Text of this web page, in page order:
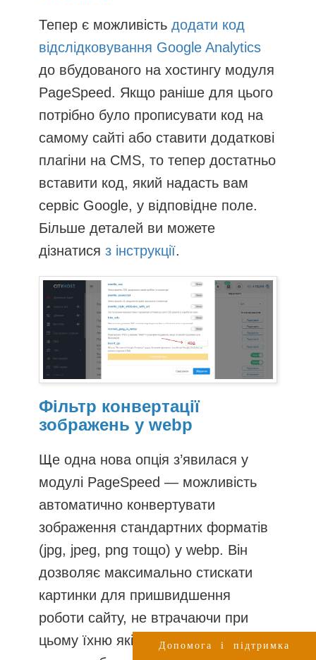
Тепер є можливість додати код
відслідковування Google Analytics
до вбудованого на хостингу модуля
PageSpeed. Якщо раніше для цього
потрібно було прописувати код на
самому сайті або ставити додаткові
плагіни на CMS, то тепер достатньо
вставити код, який надасть вам
сервіс Google, у відповідне поле.
Більше деталей ви можете
дізнатися з інструкції.
Фільтр конвертації
зображень у webp
Ще одна нова опція з’явилася у
модулі PageSpeed — можливість
автоматично конвертувати
зображення стандартних форматів
(jpg, jpeg, png тощо) у webp. Він
дозволяє максимально стискати
картинки для пришвидшення
роботи сайту, не втрачаючи при
цьому їхню якість. На вашому
Допомога і підтримка